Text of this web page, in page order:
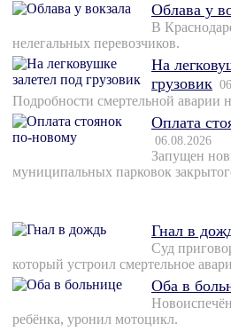
Облава у
В
нелегальных перевозчиков.
На
грузовик
Подробности смертельной аварии
Оплата
06.08.2026
Запущен
муниципальных парковок
Гнал в
Суд
который устроил смертельное
Оба в
ребёнка, уронил мотоцикл.